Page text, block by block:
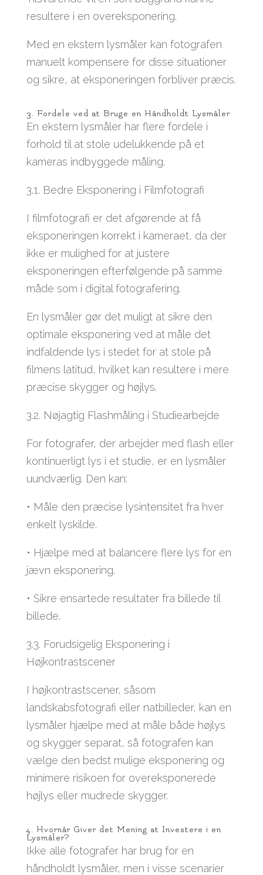
resultere i en overeksponering.
Med en ekstern lysmåler kan fotografen
manuelt kompensere for disse situationer
og sikre, at eksponeringen forbliver præcis.
3. Fordele ved at Bruge en Håndholdt Lysmåler
En ekstern lysmåler har flere fordele i
forhold til at stole udelukkende på et
kameras indbyggede måling.
3.1. Bedre Eksponering i Filmfotografi
I filmfotografi er det afgørende at få
eksponeringen korrekt i kameraet, da der
ikke er mulighed for at justere
eksponeringen efterfølgende på samme
måde som i digital fotografering.
En lysmåler gør det muligt at sikre den
optimale eksponering ved at måle det
indfaldende lys i stedet for at stole på
filmens latitud, hvilket kan resultere i mere
præcise skygger og højlys.
3.2. Nøjagtig Flashmåling i Studiearbejde
For fotografer, der arbejder med flash eller
kontinuerligt lys i et studie, er en lysmåler
uundværlig. Den kan:
• Måle den præcise lysintensitet fra hver
enkelt lyskilde.
• Hjælpe med at balancere flere lys for en
jævn eksponering.
• Sikre ensartede resultater fra billede til
billede.
3.3. Forudsigelig Eksponering i
Højkontrastscener
I højkontrastscener, såsom
landskabsfotografi eller natbilleder, kan en
lysmåler hjælpe med at måle både højlys
og skygger separat, så fotografen kan
vælge den bedst mulige eksponering og
minimere risikoen for overeksponerede
højlys eller mudrede skygger.
4. Hvornår Giver det Mening at Investere i en
Lysmåler?
Ikke alle fotografer har brug for en
håndholdt lysmåler, men i visse scenarier